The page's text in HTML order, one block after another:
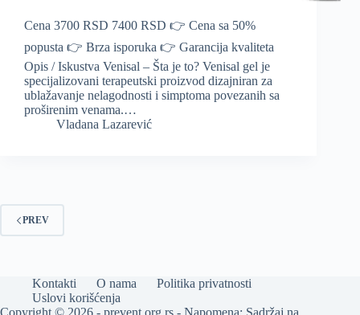
Cena 3700 RSD 7400 RSD 👉 Cena sa 50%
popusta 👉 Brza isporuka 👉 Garancija kvaliteta
Opis / Iskustva Venisal – Šta je to? Venisal gel je
specijalizovani terapeutski proizvod dizajniran za
ublažavanje nelagodnosti i simptoma povezanih sa
proširenim venama.…
Vladana Lazarević
PREV
Kontakti O nama
Politika privatnosti
Uslovi korišćenja